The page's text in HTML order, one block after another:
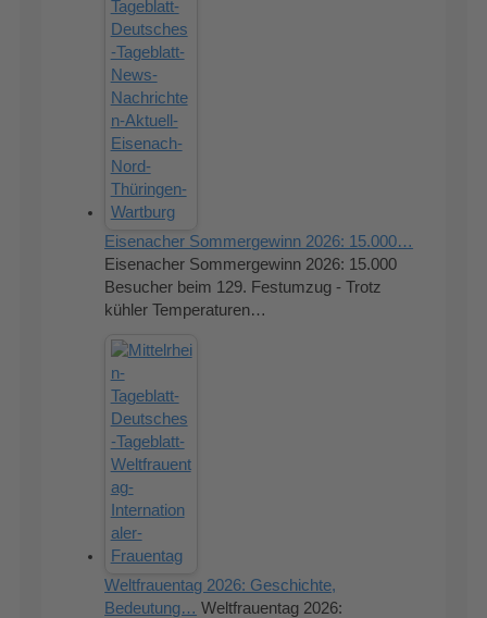
Eisenacher Sommergewinn 2026: 15.000…
Eisenacher Sommergewinn 2026: 15.000
Besucher beim 129. Festumzug - Trotz
kühler Temperaturen…
Weltfrauentag 2026: Geschichte,
Bedeutung… Weltfrauentag 2026: